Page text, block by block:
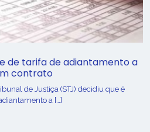
de tarifa de adiantamento a
contrato
de Justiça (STJ) decidiu que é
a […]